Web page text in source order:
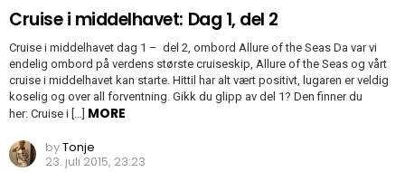
Cruise i middelhavet: Dag 1, del 2
Cruise i middelhavet dag 1 – del 2, ombord Allure of the Seas Da var vi
endelig ombord på verdens største cruiseskip, Allure of the Seas og vårt
cruise i middelhavet kan starte. Hittil har alt vært positivt, lugaren er veldig
koselig og over all forventning. Gikk du glipp av del 1? Den finner du
her: Cruise i […] MORE
byTonje
23. juli 2015, 23:23